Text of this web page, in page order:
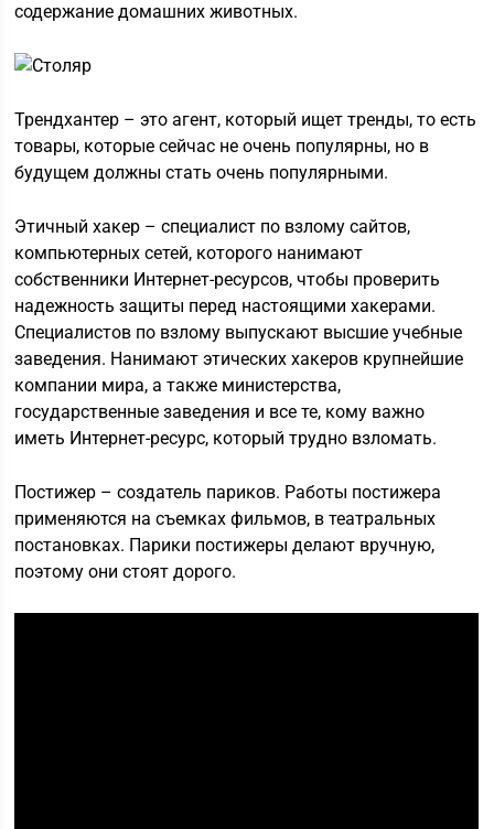
содержание домашних животных.
Трендхантер – это агент, который ищет тренды, то есть
товары, которые сейчас не очень популярны, но в
будущем должны стать очень популярными.
Этичный хакер – специалист по взлому сайтов,
компьютерных сетей, которого нанимают
собственники Интернет-ресурсов, чтобы проверить
надежность защиты перед настоящими хакерами.
Специалистов по взлому выпускают высшие учебные
заведения. Нанимают этических хакеров крупнейшие
компании мира, а также министерства,
государственные заведения и все те, кому важно
иметь Интернет-ресурс, который трудно взломать.
Постижер – создатель париков. Работы постижера
применяются на съемках фильмов, в театральных
постановках. Парики постижеры делают вручную,
поэтому они стоят дорого.